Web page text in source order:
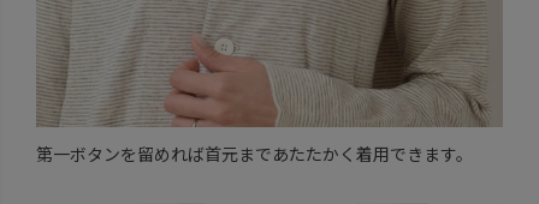
第一ボタンを留めれば首元まであたたかく着用できます。